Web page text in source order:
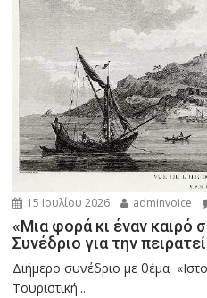
15 Ιουλίου 2026 adminvoice
«Μια φορά κι έναν καιρό
Συνέδριο για την
Διήμερο συνέδριο με θέμα
Τουριστική...